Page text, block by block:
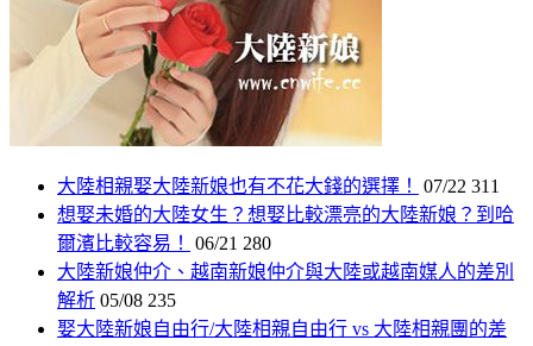
大陸相親娶大陸新娘也有不花大錢的選擇！ 07/22 311
想娶未婚的大陸女生？想娶比較漂亮的大陸新娘？到哈
爾濱比較容易！
06/21 280
大陸新娘仲介、越南新娘仲介與大陸或越南媒人的差別
解析 05/08 235
娶大陸新娘自由行/大陸相親自由行 vs 大陸相親團的差